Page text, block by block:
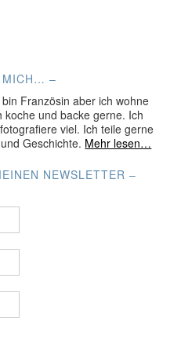
MICH… –
Französin aber ich wohne
und backe gerne. Ich
viel. Ich teile gerne
Geschichte. Mehr lesen…
NEWSLETTER –